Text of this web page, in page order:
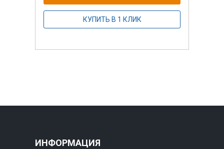
КУПИТЬ В 1 КЛИК
ИНФОРМАЦИЯ